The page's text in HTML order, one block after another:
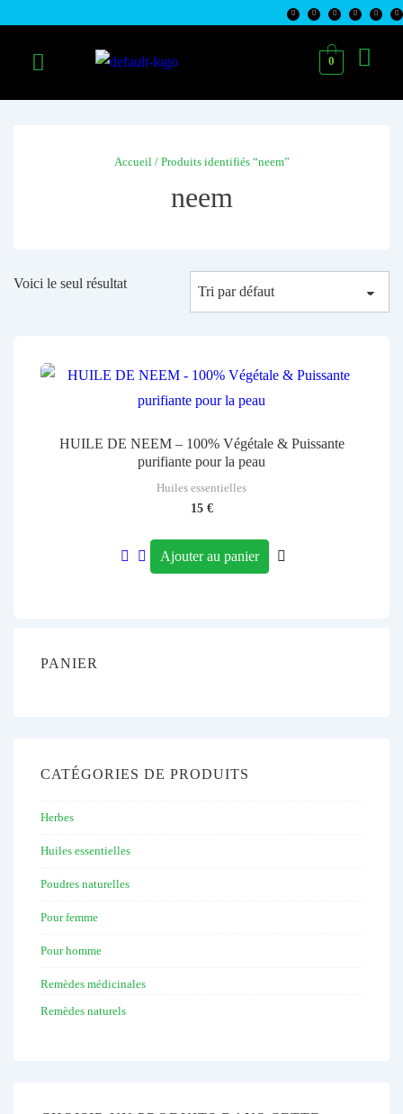
0
Accueil / Produits identifiés “neem”
neem
Voici le seul résultat
HUILE DE NEEM – 100% Végétale & Puissante
purifiante pour la peau
Huiles essentielles
15 €
Ajouter au panier
PANIER
CATÉGORIES DE PRODUITS
Herbes
Huiles essentielles
Poudres naturelles
Pour femme
Pour homme
Remèdes médicinales
Remèdes naturels